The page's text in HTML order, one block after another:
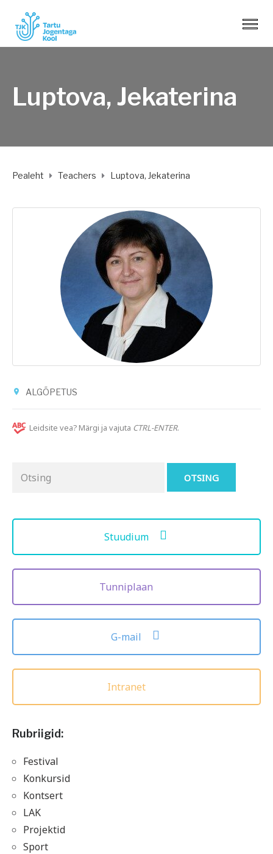
Luptova, Jekaterina
Pealeht Teachers Luptova, Jekaterina
ALGÕPETUS
Leidsite vea? Märgi ja vajuta CTRL-ENTER.
for:
Stuudium
Tunniplaan
G-mail
Intranet
Rubriigid:
Festival
Konkursid
Kontsert
LAK
Projektid
Sport